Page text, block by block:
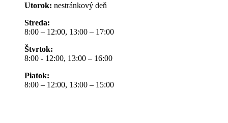
Utorok: nestránkový deň
Streda:
8:00 – 12:00, 13:00 – 17:00
Štvrtok:
8:00 - 12:00, 13:00 – 16:00
Piatok:
8:00 – 12:00, 13:00 – 15:00